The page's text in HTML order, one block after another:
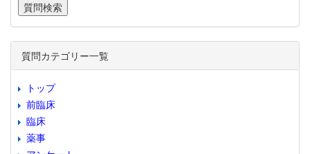
質問カテゴリー一覧
トップ
前臨床
臨床
薬事